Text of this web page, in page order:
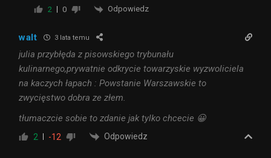
2 0 Odpowiedz
walt 3 lata temu
julia przybłęda z pisowskiego trybunału
kulinarnego,prywatnie odkrycie towarzyskie wyzwoliciela
na kaczych łapach : Powstanie Warszawskie to
zwycięstwo dobra ze złem.
tłumaczcie sobie to zdanie jak tylko chcecie 😀
2 -12 Odpowiedz